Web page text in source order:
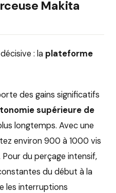
Makita
: la plateforme
des gains significatifs
supérieure de
longtemps. Avec une
environ 900 à 1000 vis
du perçage intensif,
du début à la
les interruptions